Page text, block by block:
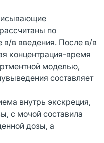
по
в/в введения. После в/в
концентрация-время
моделью,
составляет
внутрь экскреция,
с мочой составила
дозы, а